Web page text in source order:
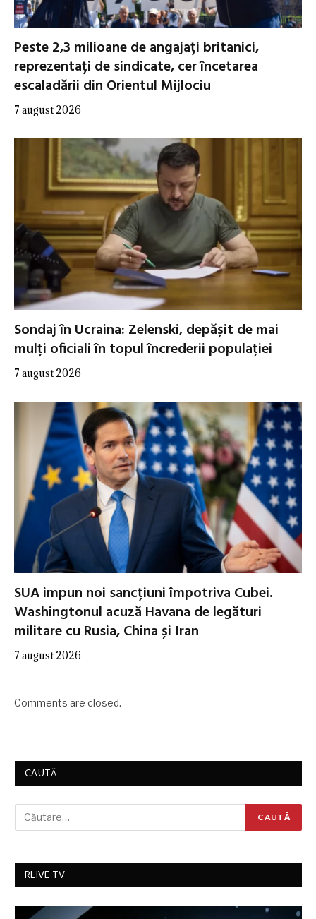
Peste 2,3 milioane de angajați britanici,
reprezentați de sindicate, cer încetarea
escaladării din Orientul Mijlociu
7 august 2026
Sondaj în Ucraina: Zelenski, depășit de mai
mulți oficiali în topul încrederii populației
7 august 2026
SUA impun noi sancțiuni împotriva Cubei.
Washingtonul acuză Havana de legături
militare cu Rusia, China și Iran
7 august 2026
Comments are closed.
CAUTĂ
RLIVE TV